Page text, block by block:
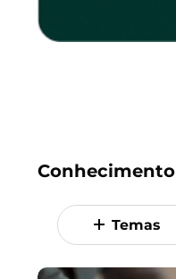
Conhecimento
Temas